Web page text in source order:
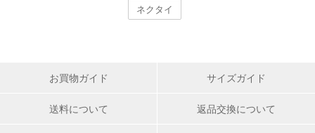
ネクタイ
お買物ガイド サイズガイド
送料について 返品交換について